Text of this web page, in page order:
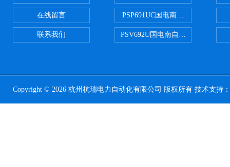
在线留言
联系我们
PSP691UC国电南自PSP691UC
PSV692U国电南自PSV692U PT并
Copyright © 2026 杭州杭瑞电力自动化有限公司 版权所有 技术支持：